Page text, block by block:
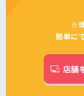
※
簡単に
店舗